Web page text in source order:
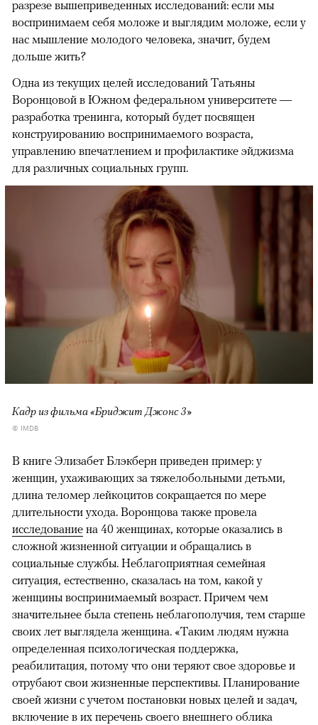
разрезе вышеприведенных исследований: если мы
воспринимаем себя моложе и выглядим моложе, если у
нас мышление молодого человека, значит, будем
дольше жить?
Одна из текущих целей исследований Татьяны
Воронцовой в Южном федеральном университете —
разработка тренинга, который будет посвящен
конструированию воспринимаемого возраста,
управлению впечатлением и профилактике эйджизма
для различных социальных групп.
Кадр из фильма «Бриджит Джонс 3»
© IMDB
В книге Элизабет Блэкберн приведен пример: у
женщин, ухаживающих за тяжелобольными детьми,
длина теломер лейкоцитов сокращается по мере
длительности ухода. Воронцова также провела
исследование на 40 женщинах, которые оказались в
сложной жизненной ситуации и обращались в
социальные службы. Неблагоприятная семейная
ситуация, естественно, сказалась на том, какой у
женщины воспринимаемый возраст. Причем чем
значительнее была степень неблагополучия, тем старше
своих лет выглядела женщина. «Таким людям нужна
определенная психологическая поддержка,
реабилитация, потому что они теряют свое здоровье и
отрубают свои жизненные перспективы. Планирование
своей жизни с учетом постановки новых целей и задач,
включение в их перечень своего внешнего облика